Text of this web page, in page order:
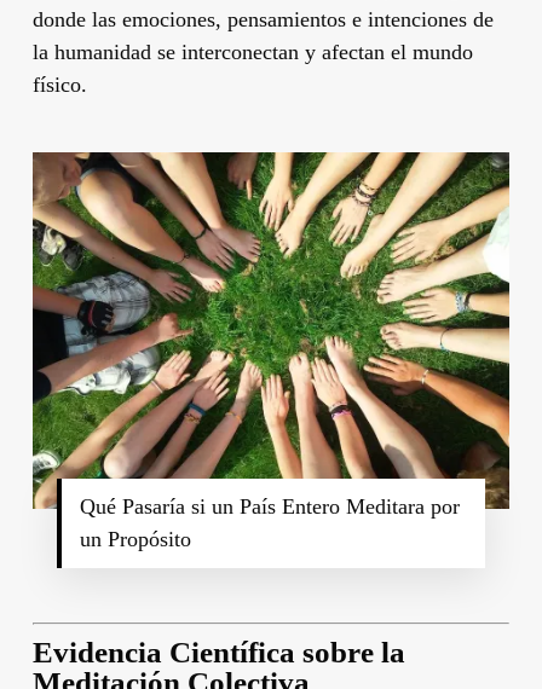
donde las emociones, pensamientos e intenciones de
la humanidad se interconectan y afectan el mundo
físico.
Qué Pasaría si un País Entero Meditara por
un Propósito
Evidencia Científica sobre la